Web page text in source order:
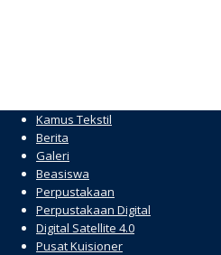
Kamus Tekstil
Berita
Galeri
Beasiswa
Perpustakaan
Perpustakaan Digital
Digital Satellite 4.0
Pusat Kuisioner